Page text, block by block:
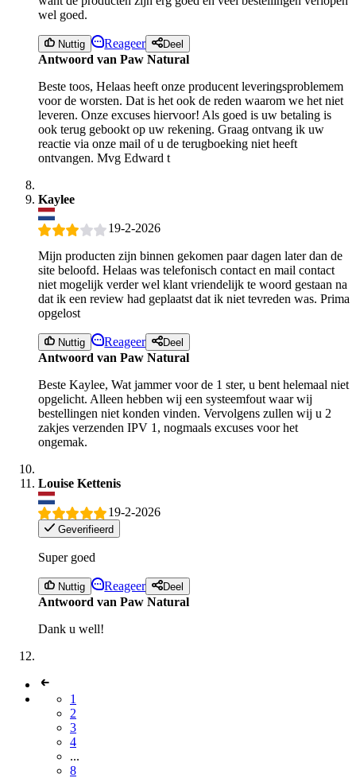
wel goed.
Nuttig Reageer Deel
Antwoord van Paw Natural
Beste toos, Helaas heeft onze producent leveringsproblemem
voor de worsten. Dat is het ook de reden waarom we het niet
leveren. Onze excuses hiervoor! Als goed is uw betaling is
ook terug gebookt op uw rekening. Graag ontvang ik uw
reactie via onze mail of u de terugboeking niet heeft
ontvangen. Mvg Edward t
Kaylee
19-2-2026
Mijn producten zijn binnen gekomen paar dagen later dan de
site beloofd. Helaas was telefonisch contact en mail contact
niet mogelijk verder wel klant vriendelijk te woord gestaan na
dat ik een review had geplaatst dat ik niet tevreden was. Prima
opgelost
Nuttig Reageer Deel
Antwoord van Paw Natural
Beste Kaylee, Wat jammer voor de 1 ster, u bent helemaal niet
opgelicht. Alleen hebben wij een systeemfout waar wij
bestellingen niet konden vinden. Vervolgens zullen wij u 2
zakjes verzenden IPV 1, nogmaals excuses voor het
ongemak.
Louise Kettenis
19-2-2026
Geverifieerd
Super goed
Nuttig Reageer Deel
Antwoord van Paw Natural
Dank u well!
1
2
3
4
...
8